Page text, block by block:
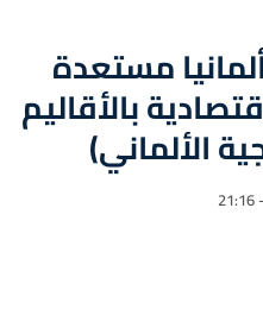
مستعدة
بالأقاليم
الألماني)